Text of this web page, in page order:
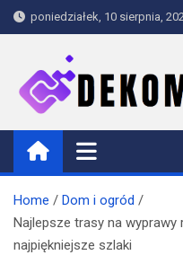
Skip
to
poniedziałek, 10 sierpnia,
Blog
Home
Dom i ogród
Najlepsze trasy na
najpiękniejsze szlaki